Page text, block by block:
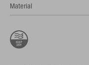
Material